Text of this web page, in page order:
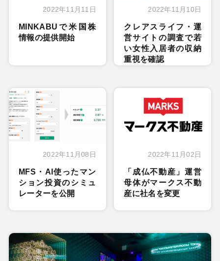
2022年11月11日
MINKABUで米国株
情報の提供開始
2022年11月10日
クレアスライフ・運
営サイトの調査で若
い女性入居者の収納
重視を確認
2022年11月08日
MFS・AI使ったマン
ション投資のシミュ
レーターを公開
2022年11月02日
「成仏不動産」運営
母体がマークス不動
産に社名を変更